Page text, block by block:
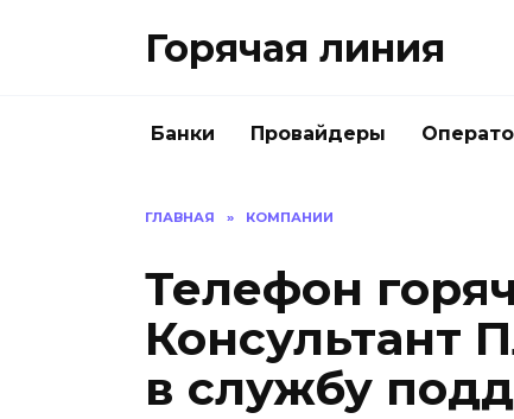
Горячая линия
Банки Провайдеры
ГЛАВНАЯ » КОМПАНИИ
Телефон
Консультант
в службу